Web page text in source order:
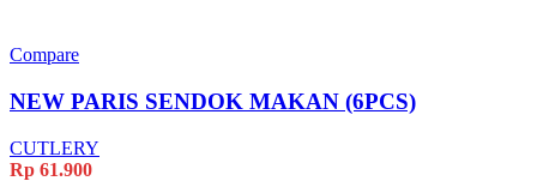
Compare
NEW PARIS SENDOK MAKAN (6PCS)
CUTLERY
Rp 61.900